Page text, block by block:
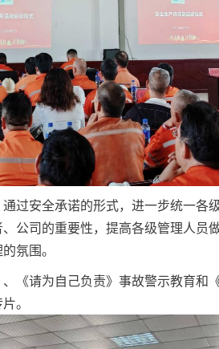
过安全承诺的形式，进一步统一各
公司的重要性，提高各级管理人员
氛围。
《请为自己负责》事故警示教育和
。